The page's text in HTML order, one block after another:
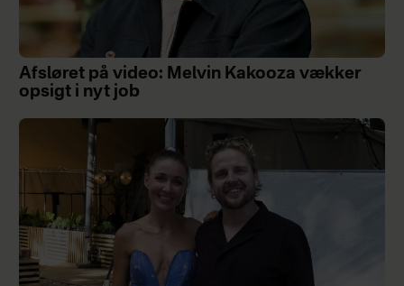
Afsløret på video: Melvin Kakooza vækker
opsigt i nyt job